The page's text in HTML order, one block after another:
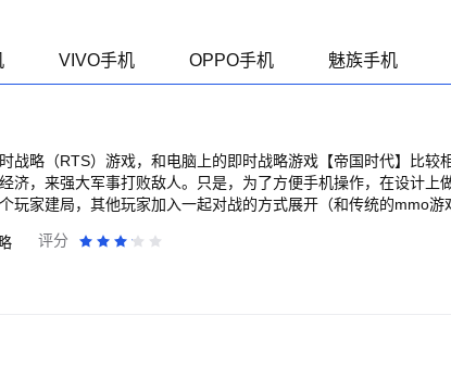
VIVO手机 OPPO手机 魅族手机
战略（RTS）游戏，和电脑上的即时战略游戏【帝国时代】比较
济，来强大军事打败敌人。只是，为了方便手机操作，在设计上
玩家建局，其他玩家加入一起对战的方式展开（和传统的mmo游
游戏按玩家等级分为多个大厅，尽量让技术水平相近的玩家一起对战。
兵种每个国家都一样，特色兵种每个国家都不同，有中国的诸葛弩
般特色兵种的战斗力都比较强，但只有后期才能生产，所以要注
评分